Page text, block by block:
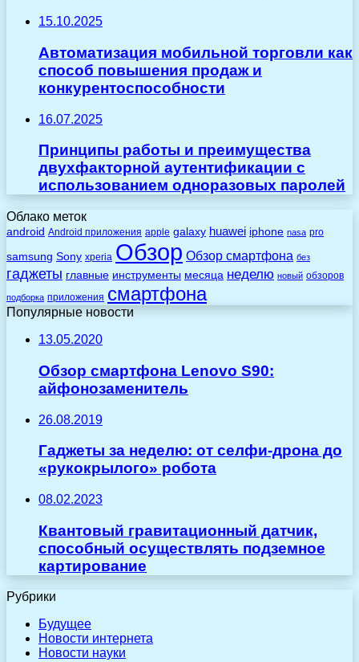
15.10.2025
Автоматизация мобильной торговли как
способ повышения продаж и
конкурентоспособности
16.07.2025
Принципы работы и преимущества
двухфакторной аутентификации с
использованием одноразовых паролей
Облако меток
android Android приложения apple galaxy huawei iphone nasa pro
samsung Sony xperia Обзор Обзор смартфона без
гаджеты главные инструменты месяца неделю новый обзоров
подборка приложения смартфона
Популярные новости
13.05.2020
Обзор смартфона Lenovo S90:
айфонозаменитель
26.08.2019
Гаджеты за неделю: от селфи-дрона до
«рукокрылого» робота
08.02.2023
Квантовый гравитационный датчик,
способный осуществлять подземное
картирование
Рубрики
Будущее
Новости интернета
Новости науки